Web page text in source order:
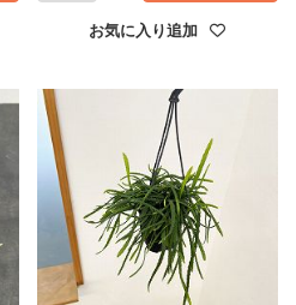
お気に入り追加